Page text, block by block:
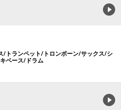
/トランペット/トロンボーン/サックス/シ
ベース/ドラム